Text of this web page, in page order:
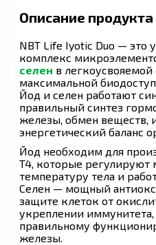
Описание продукта
NBT Life Iyotic Duo —
комплекс
селен в
максимальной
Йод и селен работают
правильный синтез
железы, обмен веществ,
энергетический баланс
Йод необходим для
T4 , которые регулируют
температуру тела и
Селен — мощный
защите клеток от
укреплении иммунитета,
правильному
железы.